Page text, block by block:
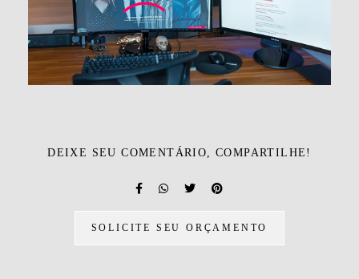
DEIXE SEU COMENTÁRIO, COMPARTILHE!
SOLICITE SEU ORÇAMENTO